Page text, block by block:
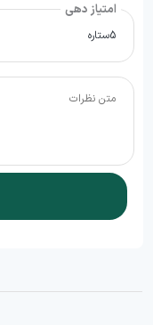
امتیاز دهی